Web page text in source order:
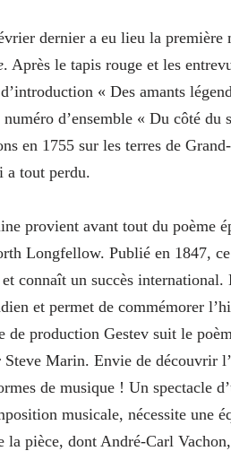
dernier a eu lieu la première
. Après le tapis rouge et les
« Des amants
numéro d’ensemble « Du côté
en 1755 sur les terres de
a tout perdu.
provient avant tout du poème
Longfellow. Publié en 1847,
connaît un succès
et permet de commémorer
de production Gestev suit le
Marin. Envie de découvrir
de musique ! Un spectacle
musicale, nécessite une
pièce, dont André-Carl